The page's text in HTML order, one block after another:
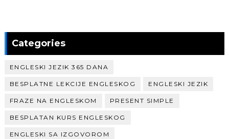
Categories
ENGLESKI JEZIK 365 DANA
BESPLATNE LEKCIJE ENGLESKOG ENGLESKI JEZIK
FRAZE NA ENGLESKOM PRESENT SIMPLE
BESPLATAN KURS ENGLESKOG
ENGLESKI SA IZGOVOROM